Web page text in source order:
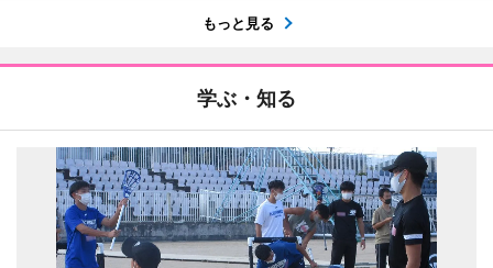
もっと見る
学ぶ・知る